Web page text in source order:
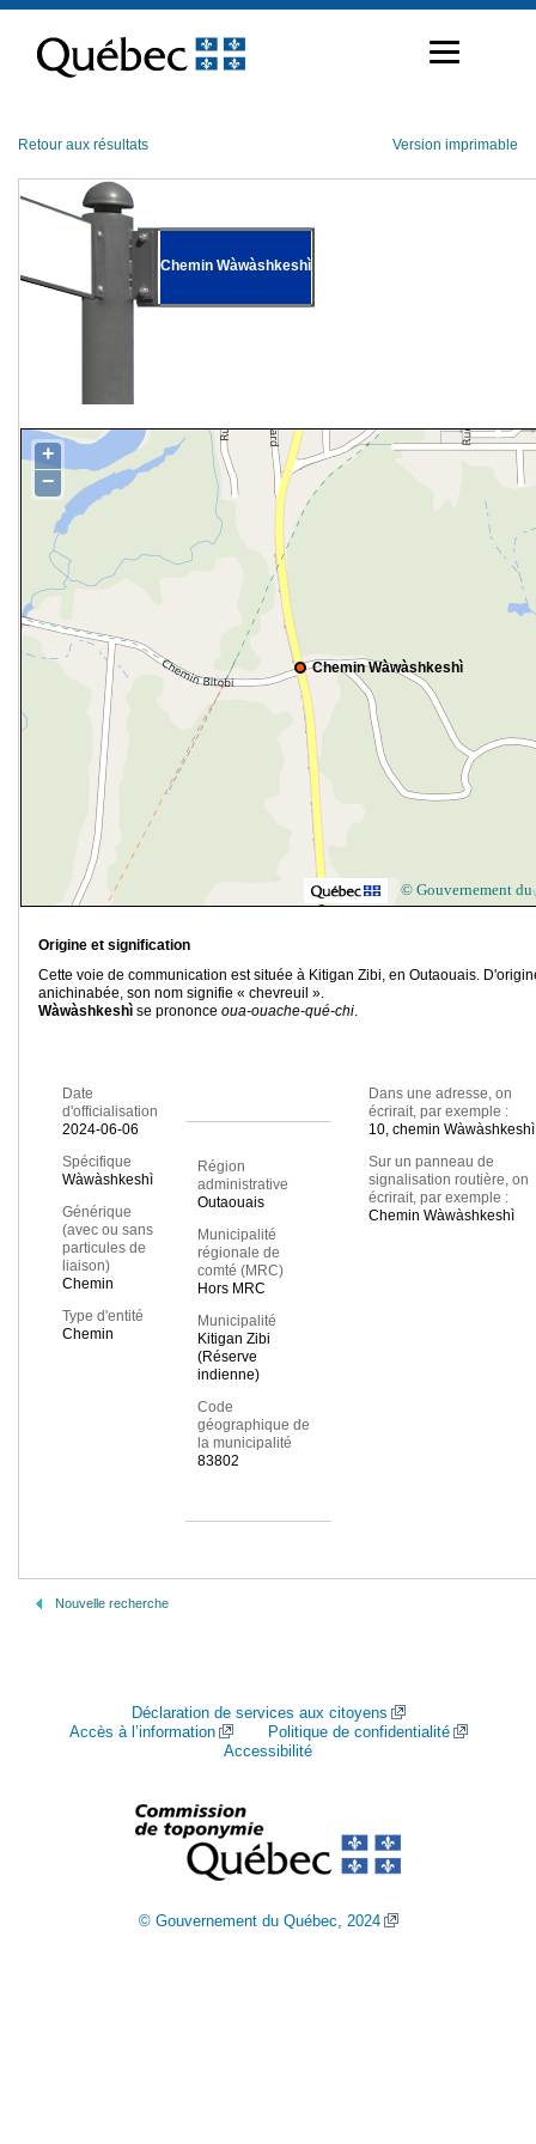
contenu
Retour aux résultats Version imprimable
Chemin Wàwàshkeshì
Chemin Wàwàshkeshì
+
−
© Gouvernement du
Origine et signification
Cette voie de communication est située à Kitigan Zibi, en Outaouais.
anichinabée, son nom signifie « chevreuil ».
Wàwàshkeshì se prononce oua-ouache-qué-chi.
Date
d'officialisation
2024-06-06
Spécifique
Wàwàshkeshì
Générique
(avec ou sans
particules de
liaison)
Chemin
Type d'entité
Chemin
Région
administrative
Outaouais
Municipalité
régionale de
comté (MRC)
Hors MRC
Municipalité
Kitigan Zibi
(Réserve
indienne)
Code
géographique de
la municipalité
83802
Dans une adresse, on
écrirait, par exemple :
10, chemin Wàwàshkeshì
Sur un panneau de
signalisation routière, on
écrirait, par exemple :
Chemin Wàwàshkeshì
Nouvelle recherche
Déclaration de services aux citoyens
Accès à l’information
Politique de confidentialité
Accessibilité
© Gouvernement du Québec, 2024